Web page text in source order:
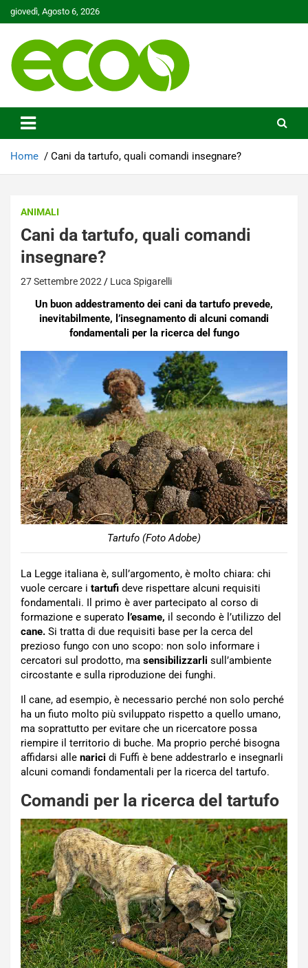
Skip
to
giovedì, Agosto 6, 2026
Ecoo.it
Home Cani da tartufo, quali comandi insegnare?
ANIMALI
Cani da tartufo, quali comandi
insegnare?
27 Settembre 2022 Luca Spigarelli
Un buon addestramento dei cani da tartufo prevede,
inevitabilmente, l’insegnamento di alcuni comandi
fondamentali per la ricerca del fungo
Tartufo (Foto Adobe)
La Legge italiana è, sull’argomento, è molto chiara: chi
vuole cercare i tartufi deve rispettare alcuni requisiti
fondamentali. Il primo è aver partecipato al corso di
formazione e superato l’esame, il secondo è l’utilizzo del
cane. Si tratta di due requisiti base per la cerca del
prezioso fungo con uno scopo: non solo informare i
cercatori sul prodotto, ma sensibilizzarli sull’ambiente
circostante e sulla riproduzione dei funghi.
Il cane, ad esempio, è necessario perché non solo perché
ha un fiuto molto più sviluppato rispetto a quello umano,
ma soprattutto per evitare che un ricercatore possa
riempire il territorio di buche. Ma proprio perché bisogna
affidarsi alle narici di Fuffi è bene addestrarlo e insegnarli
alcuni comandi fondamentali per la ricerca del tartufo.
Comandi per la ricerca del tartufo